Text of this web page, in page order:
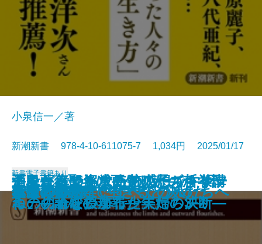
人生不案内
43歳頂点論
人間・明石家さんま
人はなぜ自分を殺すのか
介護未満の父に起きたこと
酒鬼薔薇聖斗は更生したのか─不
確かな境界─
「まさか」の人生
多動脳─ADHDの真実─
手段からの解放―シリーズ哲学講
話―
スターの臨終
小泉信一／著
新潮新書 978-4-10-611075-7 1,034円 2025/01/17
新書電子書籍あり
母を葬る
人生の壁
「それってあなたの感想ですよ
ね」―論破の功罪―
オスの本懐
歪んだ幸せを求める人たち―ケー
キの切れない非行少年たち3―
不倫の心理学
苦しくて切ないすべての人たちへ
俺は100歳まで生きると決めた
ドキュメント 奇跡の子―トリソ
ミーの子を授かった夫婦の決断―
本音